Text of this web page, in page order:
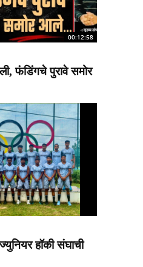
00:12:58
फंडिंगचे पुरावे समोर
हॉकी संघाची